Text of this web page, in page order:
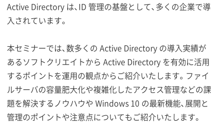
Active Directory は、ID 管理の基盤として、多くの企業で導
入されています。
本セミナーでは、数多くの Active Directory の導入実績が
あるソフトクリエイトから Active Directory を有効に活用
するポイントを運用の観点からご紹介いたします。ファイ
ルサーバの容量肥大化や複雑化したアクセス管理などの課
題を解決するノウハウや Windows 10 の最新機能、展開と
管理のポイントや注意点についてもご紹介いたします。